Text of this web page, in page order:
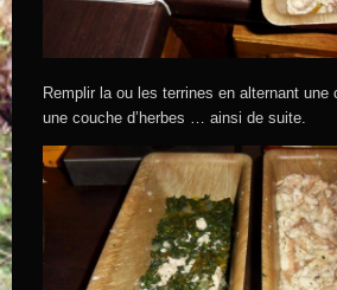
Remplir la ou les terrines en alternant une
une couche d’herbes … ainsi de suite.